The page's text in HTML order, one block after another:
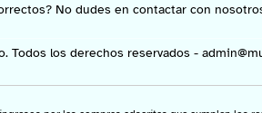
No dudes en contactar con
Todos los derechos reservados -